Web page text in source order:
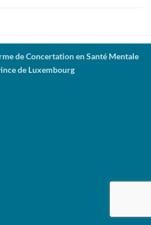
de Concertation en Santé Mentale
de Luxembourg